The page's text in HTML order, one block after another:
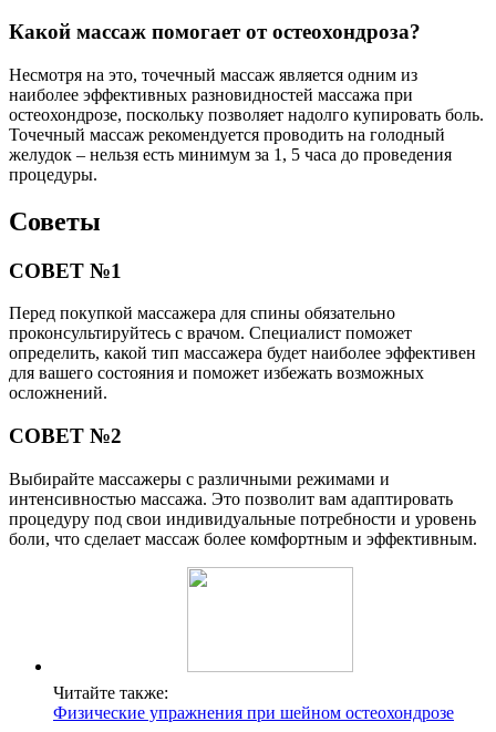
Какой массаж помогает от остеохондроза?
Несмотря на это, точечный массаж является одним из
наиболее эффективных разновидностей массажа при
остеохондрозе, поскольку позволяет надолго купировать боль.
Точечный массаж рекомендуется проводить на голодный
желудок – нельзя есть минимум за 1, 5 часа до проведения
процедуры.
Советы
СОВЕТ №1
Перед покупкой массажера для спины обязательно
проконсультируйтесь с врачом. Специалист поможет
определить, какой тип массажера будет наиболее эффективен
для вашего состояния и поможет избежать возможных
осложнений.
СОВЕТ №2
Выбирайте массажеры с различными режимами и
интенсивностью массажа. Это позволит вам адаптировать
процедуру под свои индивидуальные потребности и уровень
боли, что сделает массаж более комфортным и эффективным.
Читайте также:
Физические упражнения при шейном остеохондрозе